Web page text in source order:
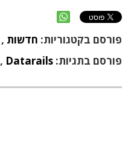
פורסם בקטגוריות: חדשות ,
פורסם בתגיות: Datarails
,